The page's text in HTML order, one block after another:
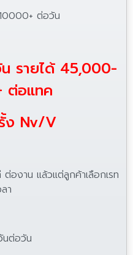
ต่อวัน
รายได้ 45,000-
ต่อแทค
ง Nv/V
งาน แล้วแต่ลูกค้าเลือกเรท
า
นต่อวัน